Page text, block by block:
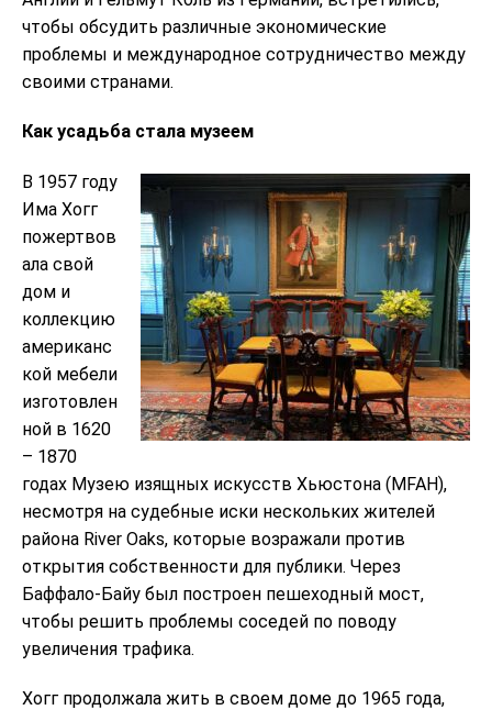
чтобы обсудить различные экономические
проблемы и международное сотрудничество между
своими странами.
Как усадьба стала музеем
В 1957 году
Има Хогг
пожертвов
ала свой
дом и
коллекцию
американс
кой мебели
изготовлен
ной в 1620
– 1870
годах Музею изящных искусств Хьюстона (MFAH),
несмотря на судебные иски нескольких жителей
района River Oaks, которые возражали против
открытия собственности для публики. Через
Баффало-Байу был построен пешеходный мост,
чтобы решить проблемы соседей по поводу
увеличения трафика.
Хогг продолжала жить в своем доме до 1965 года,